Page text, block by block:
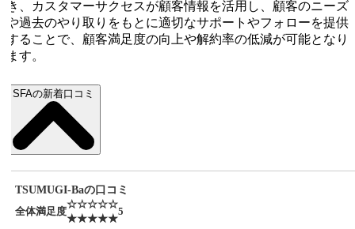
、カスタマーサクセスが顧客情報を活用し、顧客のニーズ
過去のやり取りをもとに適切なサポートやフォローを提供
ることで、顧客満足度の向上や解約率の低減が可能となり
す。
SFAの新着口コミ
TSUMUGI-Baの口コミ
全体満足度
☆☆☆☆☆
★★★★★
5